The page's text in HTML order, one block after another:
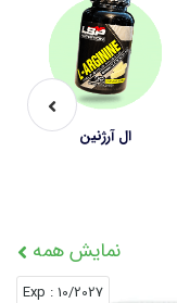
ال آرژنین
نمایش همه
10/2027
: Exp